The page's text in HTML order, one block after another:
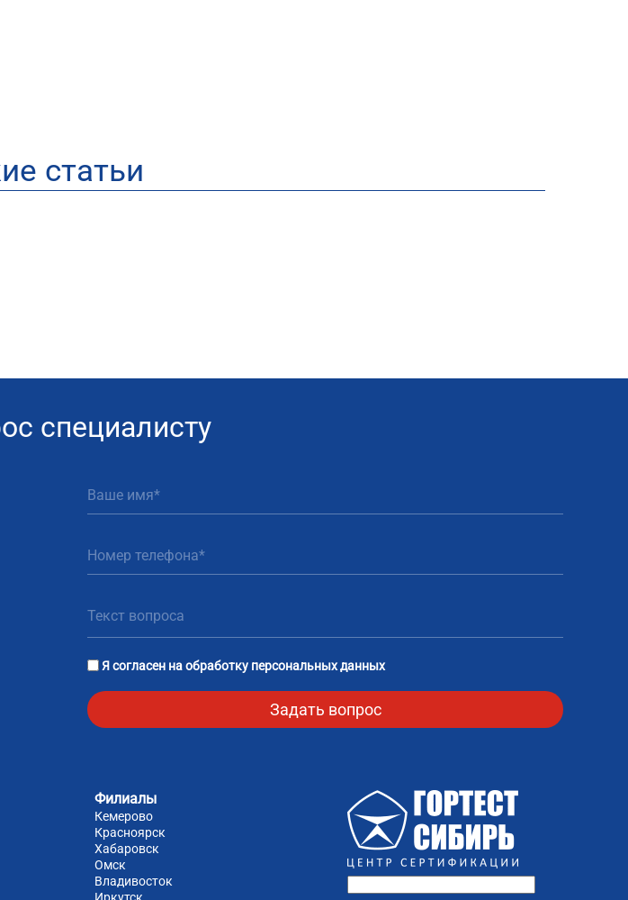
статьи
специалисту
Я согласен наобработку персональных данных
Филиалы
Кемерово
Красноярск
Хабаровск
Омск
Владивосток